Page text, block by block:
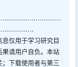
息仅用于学习研究目
果请用户自负。本站
下载使用者与第三